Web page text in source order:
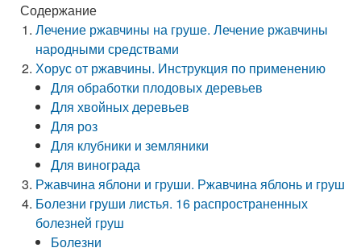
Содержание
Лечение ржавчины на груше. Лечение ржавчины
народными средствами
Хорус от ржавчины. Инструкция по применению
Для обработки плодовых деревьев
Для хвойных деревьев
Для роз
Для клубники и земляники
Для винограда
Ржавчина яблони и груши. Ржавчина яблонь и груш
Болезни груши листья. 16 распространенных
болезней груш
Болезни